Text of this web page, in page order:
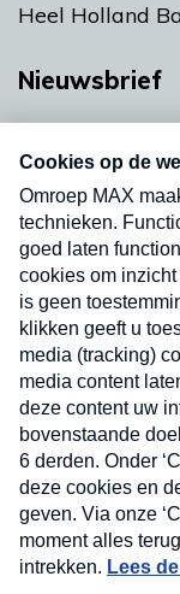
Heel Holland
Nieuwsbrief
nieuwsbrief.
uw mailbox.
Nieuwsbrief
Neem hier een
nieuwsbrief.